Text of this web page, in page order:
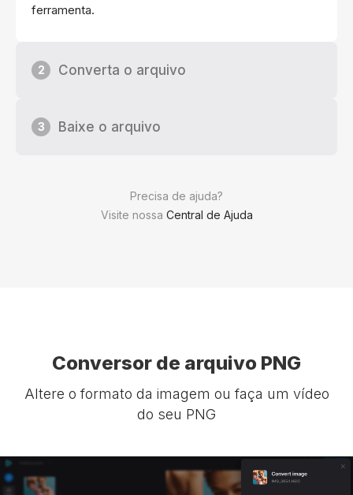
Precisa de ajuda?
Visite nossa Central de Ajuda
ferramenta.
2 Converta o arquivo
3 Baixe o arquivo
Conversor de arquivo PNG
Altere o formato da imagem ou faça um vídeo
do seu PNG